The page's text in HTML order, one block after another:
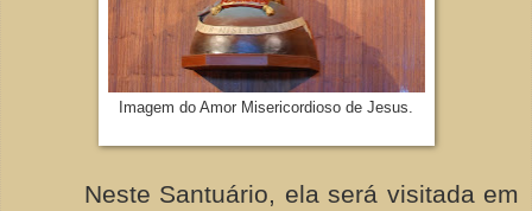
Imagem do Amor Misericordioso de Jesus.
Neste Santuário, ela será visitada em